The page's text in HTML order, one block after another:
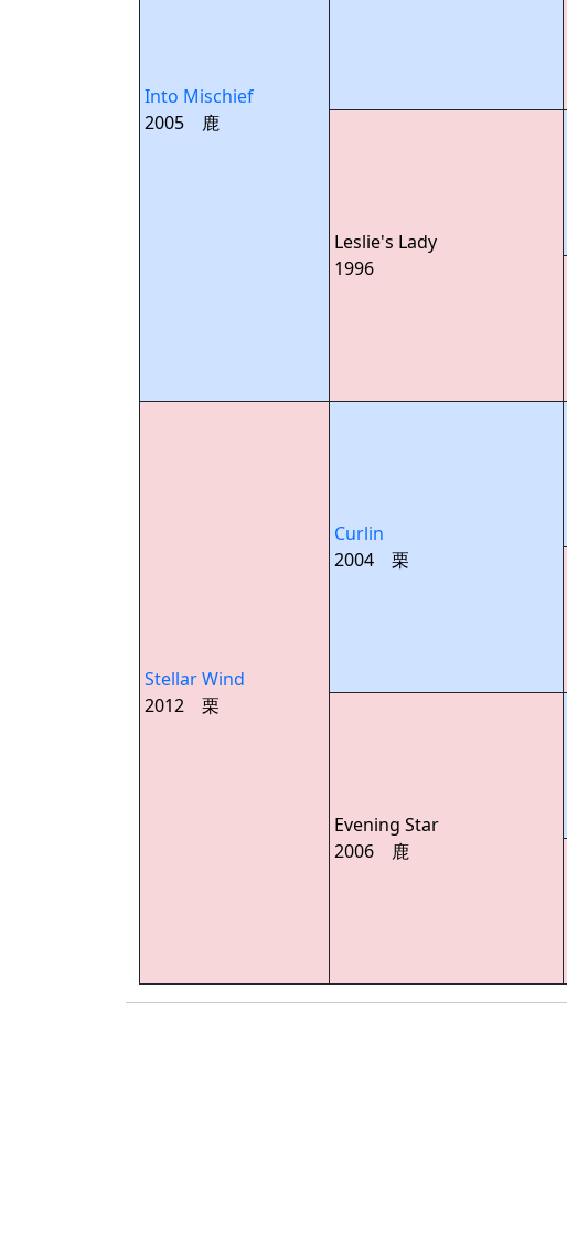
Into Mischief
2005 鹿
Leslie's Lady
1996
Stellar Wind
2012 栗
Curlin
2004 栗
Evening Star
2006 鹿